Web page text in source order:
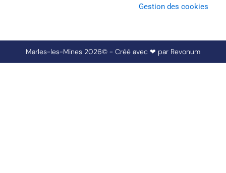
Gestion des cookies
Marles-les-Mines 2026© - Créé avec ❤ par Revonum